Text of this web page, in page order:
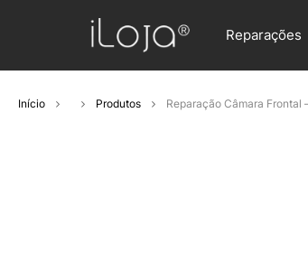
Reparações
Início Produtos Reparação Câmara Frontal